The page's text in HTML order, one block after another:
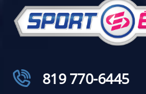
819 770-6445